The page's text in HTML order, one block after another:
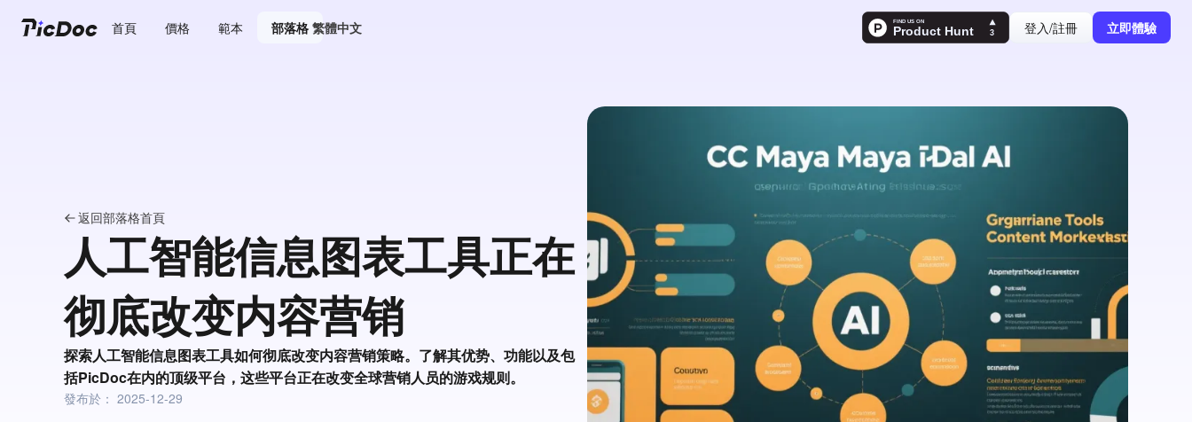
首頁 價格 範本 部落格 繁體中文 登入/註冊 立即體驗
返回部落格首頁
人工智能信息图表工具正在
彻底改变内容营销
探索人工智能信息图表工具如何彻底改变内容营销策略。了解其优势、功能以及包
括PicDoc在内的顶级平台，这些平台正在改变全球营销人员的游戏规则。
發布於： 2025-12-29